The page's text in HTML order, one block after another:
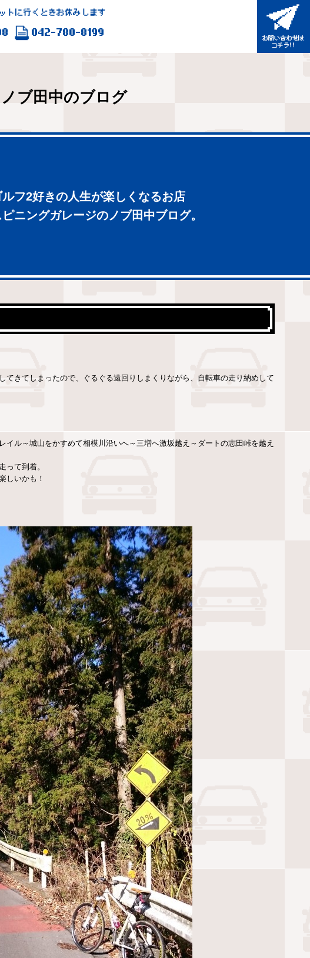
に行くときお休みします
042-780-8199
ノブ田中のブログ
ルフ2好きの人生が楽しくなるお店
ピニングガレージのノブ田中ブログ。
てきてしまったので、ぐるぐる遠回りしまくりながら、自転車の走り納めして
イル～城山をかすめて相模川沿いへ～三増へ激坂越え～ダートの志田峠を越え
って到着。
しいかも！